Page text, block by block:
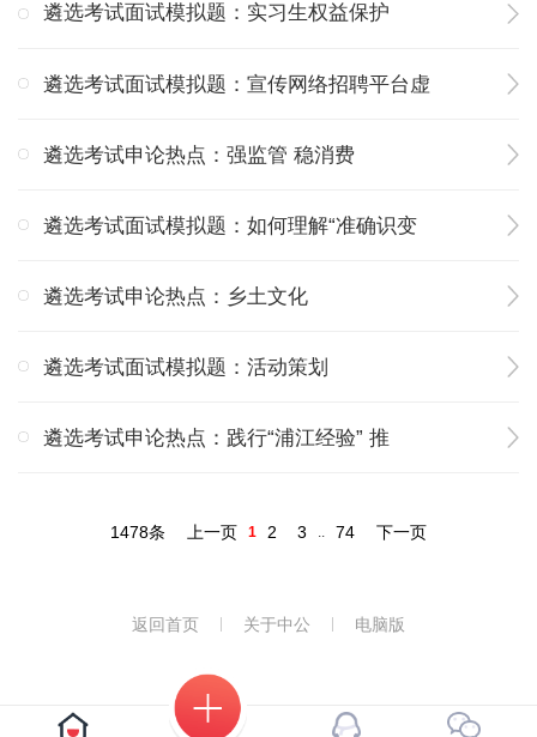
遴选考试面试模拟题：实习生权益保护
遴选考试面试模拟题：宣传网络招聘平台虚
遴选考试申论热点：强监管 稳消费
遴选考试面试模拟题：如何理解“准确识变
遴选考试申论热点：乡土文化
遴选考试面试模拟题：活动策划
遴选考试申论热点：践行“浦江经验” 推
1478条 上一页 1 2 3 .. 74 下一页
返回首页 关于中公 电脑版